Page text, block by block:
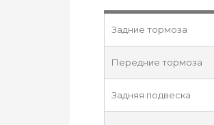
Задние тормоза
Передние тормоза
Задняя подвеска